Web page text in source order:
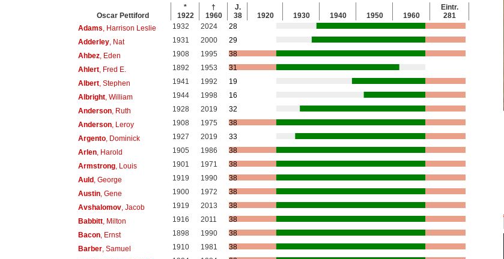
Oscar Pettiford
*
1922
†
1960
J.
38
1920 1930 1940 1950 1960
Eintr.
281
Adams , Harrison Leslie 1932 2024
28
Adderley, Nat 1931 2000
29
Ahbez, Eden 1908 1995
38
Ahlert, Fred E. 1892 1953
31
Albert, Stephen 1941 1992
19
Albright, William 1944 1998
16
Anderson, Ruth 1928 2019
32
Anderson, Leroy 1908 1975
38
Argento, Dominick 1927 2019
33
Arlen, Harold 1905 1986
38
Armstrong, Louis 1901 1971
38
Auld, George 1919 1990
38
Austin, Gene 1900 1972
38
Avshalomov, Jacob 1919 2013
38
Babbitt, Milton 1916 2011
38
Bacon, Ernst 1898 1990
38
Barber, Samuel 1910 1981
38